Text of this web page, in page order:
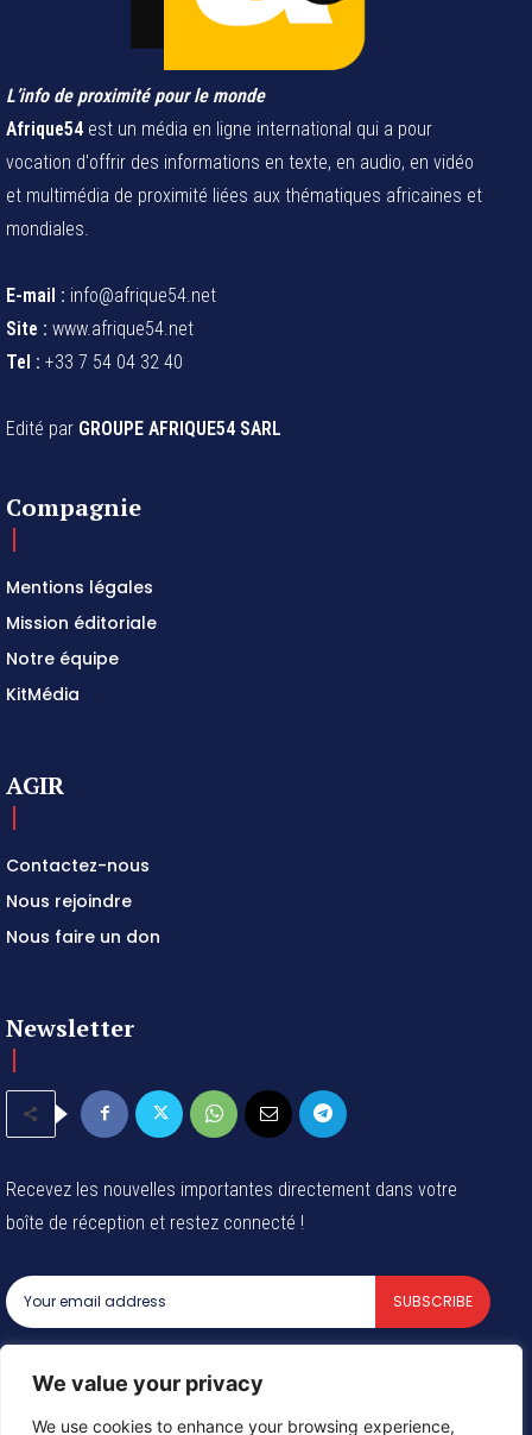
We value your privacy
We use cookies to enhance your browsing experience,
L’info de proximité pour le monde
Afrique54 est un média en ligne international qui a pour
vocation d'offrir des informations en texte, en audio, en vidéo
et multimédia de proximité liées aux thématiques africaines et
mondiales.
E-mail : info@afrique54.net
Site : www.afrique54.net
Tel : +33 7 54 04 32 40
Edité par GROUPE AFRIQUE54 SARL
Compagnie
Mentions légales
Mission éditoriale
Notre équipe
KitMédia
AGIR
Contactez-nous
Nous rejoindre
Nous faire un don
Newsletter
Recevez les nouvelles importantes directement dans votre
boîte de réception et restez connecté !
SUBSCRIBE